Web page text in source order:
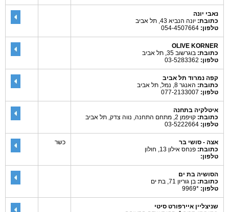
נאבי יונה
כתובת: יונה הנביא 43, תל אביב
טלפון:
OLIVE KORNER
כתובת: בוגרשוב 35, תל אביב
טלפון:
קפה נמרוד תל אביב
כתובת: האנגר 8, נמל, תל אביב
טלפון:
איטלקיה בתחנה
כתובת: קויפמן 2, מתחם התחנה, נווה צדק, תל אביב
טלפון:
אצה - סושי בר
כתובת: פנחס אילון 13, חולון
טלפון:
כשר
הסושיה בת ים
כתובת: בן גוריון 71, בת ים
טלפון: *9969
שניצליין איירפורט סיטי